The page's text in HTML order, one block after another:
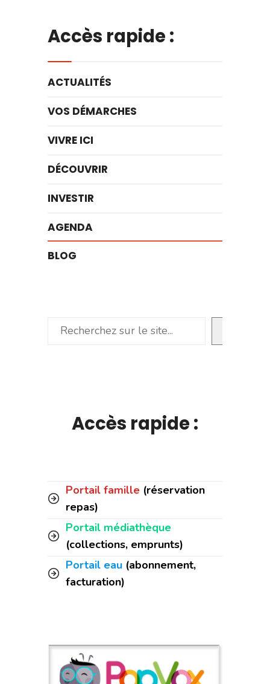
Accès rapide :
ACTUALITÉS
VOS DÉMARCHES
VIVRE ICI
DÉCOUVRIR
INVESTIR
AGENDA
BLOG
Rechercher
Accès rapide :
Portail famille (réservation
repas)
Portail médiathèque
(collections, emprunts)
Portail eau (abonnement,
facturation)